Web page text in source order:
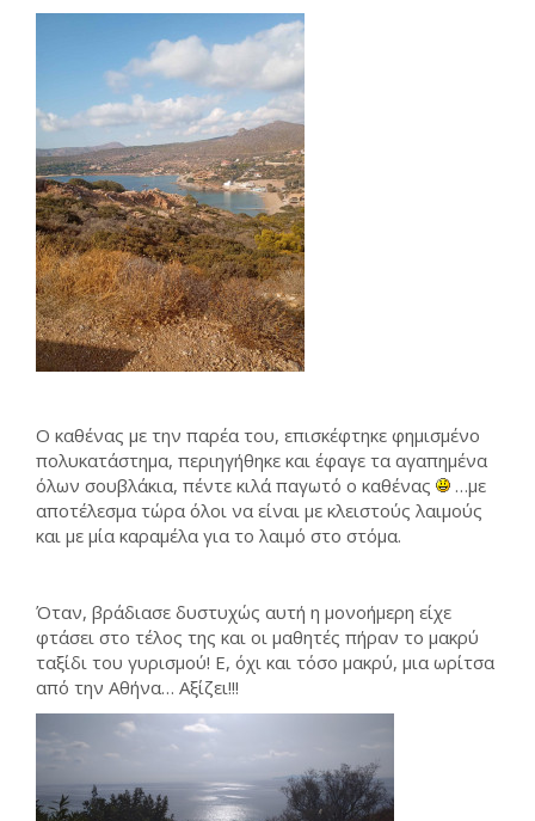
Ο καθένας με την παρέα του, επισκέφτηκε φημισμένο
πολυκατάστημα, περιηγήθηκε και έφαγε τα αγαπημένα
όλων σουβλάκια, πέντε κιλά παγωτό ο καθένας
…με
αποτέλεσμα τώρα όλοι να είναι με κλειστούς λαιμούς
και με μία καραμέλα για το λαιμό στο στόμα.
Όταν, βράδιασε δυστυχώς αυτή η μονοήμερη είχε
φτάσει στο τέλος της και οι μαθητές πήραν το μακρύ
ταξίδι του γυρισμού! Ε, όχι και τόσο μακρύ, μια ωρίτσα
από την Αθήνα… Αξίζει!!!